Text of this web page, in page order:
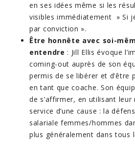
en ses idées même si les
visibles immédiatement » Si
par conviction ».
Être honnête avec soi-
entendre : Jill Ellis évoque
coming-out auprès de son
permis de se libérer et d’être
en tant que coache. Son
de s’affirmer, en utilisant
service d’une cause : la
salariale femmes/hommes
plus généralement dans tous